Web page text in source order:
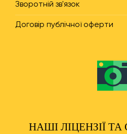
Зворотній зв'язок
Договір публічної оферти
НАШІ ЛІЦЕНЗІЇ